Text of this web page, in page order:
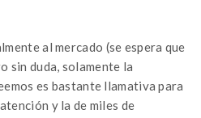
al mercado (se espera que
sin duda, solamente la
es bastante llamativa para
y la de miles de